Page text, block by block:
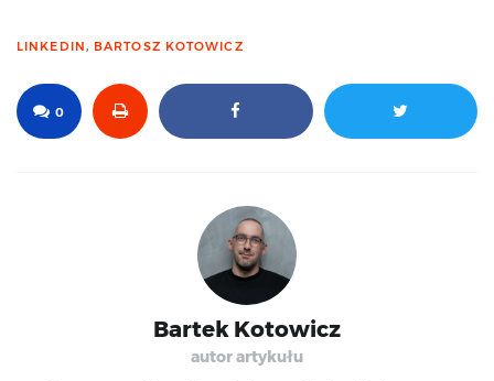
LINKEDIN, BARTOSZ KOTOWICZ
0
Bartek Kotowicz
autor artykułu